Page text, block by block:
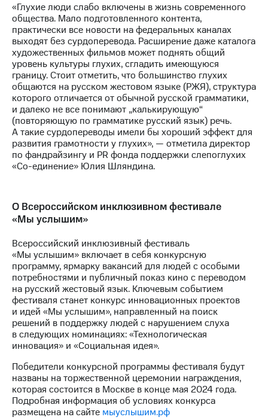
Порядок
выкупа
акций
Дивиденды
Рынок
облигаций
Описание
Еврооблигации-2023
Уведомление
о
погашении
именных
облигаций
Другое
Реквизиты
Контакты
развитие
На главную
«Глухие люди слабо включены в жизнь современного
общества. Мало подготовленного контента,
практически все новости на федеральных каналах
выходят без сурдоперевода. Расширение даже каталога
художественных фильмов может поднять общий
уровень культуры глухих, сгладить имеющуюся
границу. Стоит отметить, что большинство глухих
общаются на русском жестовом языке (РЖЯ), структура
которого отличается от обычной русской грамматики,
и далеко не все понимают „калькирующую“
(повторяющую по грамматике русский язык) речь.
А такие сурдопереводы имели бы хороший эффект для
развития грамотности у глухих», — отметила директор
по фандрайзингу и PR фонда поддержки слепоглухих
«Со-единение» Юлия Шляндина.
О Всероссийском инклюзивном фестивале
«Мы услышим»
Всероссийский инклюзивный фестиваль
«Мы услышим» включает в себя конкурсную
программу, ярмарку вакансий для людей с особыми
потребностями и публичный показ кино с переводом
на русский жестовый язык. Ключевым событием
фестиваля станет конкурс инновационных проектов
и идей «Мы услышим», направленный на поиск
решений в поддержку людей с нарушением слуха
в следующих номинациях: «Технологическая
инновация» и «Социальная идея».
Победители конкурсной программы фестиваля будут
названы на торжественной церемонии награждения,
которая состоится в Москве в конце мая 2024 года.
Подробная информация об условиях конкурса
размещена на сайте мыуслышим.рф